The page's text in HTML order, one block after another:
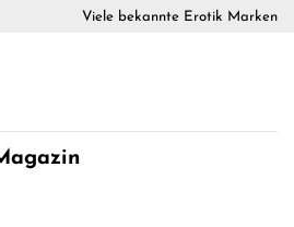
Viele bekannte Erotik Marken